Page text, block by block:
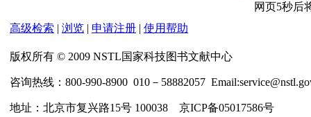
网页5秒后
高级检索 | 浏览 | 申请注册 | 使用帮助
版权所有 © 2009 NSTL国家科技图书文献中心
咨询热线：800-990-8900 010－58882057
地址：北京市复兴路15号 100038 京ICP备05017586号